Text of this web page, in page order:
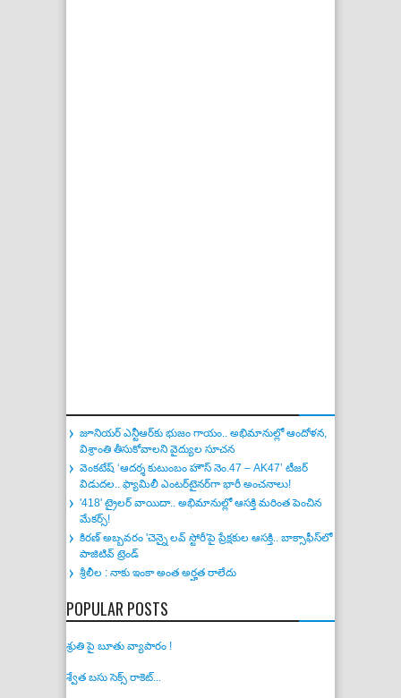
జూనియర్ ఎన్టీఆర్‌కు భుజం గాయం.. అభిమానుల్లో ఆందోళన,
విశ్రాంతి తీసుకోవాలని వైద్యుల సూచన
వెంకటేష్ ‘ఆదర్శ కుటుంబం హౌస్ నెం.47 – AK47’ టీజర్
విడుదల.. ఫ్యామిలీ ఎంటర్‌టైనర్‌గా భారీ అంచనాలు!
'418' ట్రైలర్ వాయిదా.. అభిమానుల్లో ఆసక్తి మరింత పెంచిన
మేకర్స్!
కిరణ్ అబ్బవరం 'చెన్నై లవ్ స్టోరీ'పై ప్రేక్షకుల ఆసక్తి.. బాక్సాఫీస్‌లో
పాజిటివ్ ట్రెండ్
శ్రీలీల : నాకు ఇంకా అంత అర్హత రాలేదు
POPULAR POSTS
శ్రుతి పై బూతు వ్యాపారం !
శ్వేత బసు సెక్స్ రాకెట్...